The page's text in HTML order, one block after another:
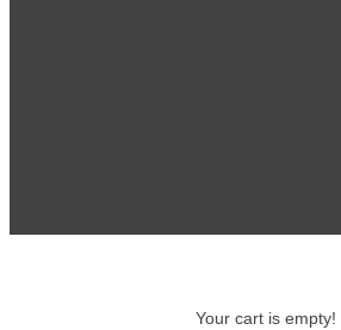
Your cart is empty!